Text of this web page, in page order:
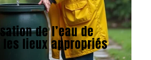
de l’eau de
lieux appropriés